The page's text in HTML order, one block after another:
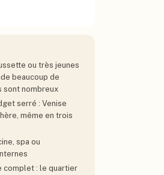
ou très jeunes
beaucoup de
sont nombreux
serré : Venise
même en trois
spa ou
complet : le quartier